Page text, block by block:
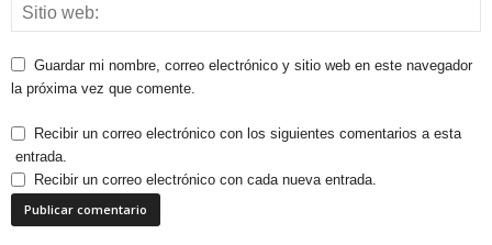
Guardar mi nombre, correo electrónico y sitio web en este navegador
la próxima vez que comente.
Recibir un correo electrónico con los siguientes comentarios a esta
entrada.
Recibir un correo electrónico con cada nueva entrada.